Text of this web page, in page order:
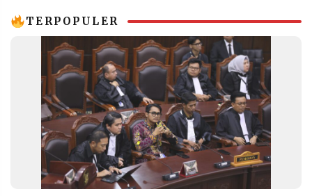
IKUTI
RESOLUSI
MEDIA
TERPOPULER